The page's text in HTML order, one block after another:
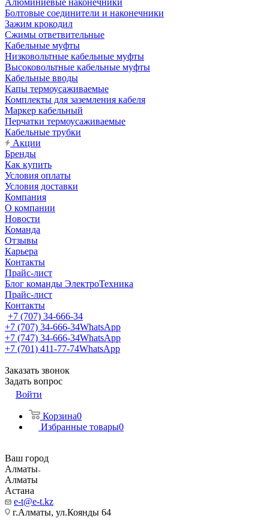
Алюминиевые наконечники
Болтовые соединители и наконечники
Зажим крокодил
Сжимы ответвительные
Кабельные муфты
Низковольтные кабельные муфты
Высоковольтные кабельные муфты
Кабельные вводы
Капы термоусаживаемые
Комплекты для заземления кабеля
Маркер кабельный
Перчатки термоусаживаемые
Кабельные трубки
Акции
Бренды
Как купить
Условия оплаты
Условия доставки
Компания
О компании
Новости
Команда
Отзывы
Карьера
Контакты
Прайс-лист
Блог команды ЭлектроТехника
Прайс-лист
Контакты
+7 (707) 34-666-34
+7 (707) 34-666-34WhatsApp
+7 (747) 34-666-34WhatsApp
+7 (701) 411-77-74WhatsApp
Заказать звонок
Задать вопрос
Войти
Корзина0
Избранные товары0
Ваш город
Алматы
Алматы
Астана
e-t@e-t.kz
г.Алматы, ул.Коянды 64